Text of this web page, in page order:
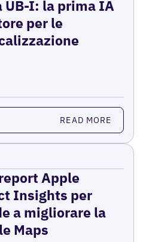
UB-I: la prima IA
per le
READ MORE
Apple
Insights per
a migliorare la
Maps